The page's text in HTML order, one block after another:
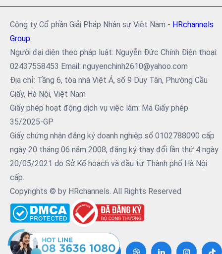
Công ty Cổ phần Giải Pháp Nhân sự Việt Nam - HRchannels
Group
Người đại diện theo pháp luật: Nguyễn Đức Chính Điện thoại:
02437558453 Email: nguyenchinh2610@yahoo.com
Địa chỉ: Tầng 6, tòa nhà Việt Á, số 9 Duy Tân, Phường Cầu
Giấy, Hà Nội, Việt Nam
Giấy phép hoạt động dịch vụ việc làm: Mã Giấy phép
35/2025-GP
Giấy chứng nhận đăng ký doanh nghiệp số 0102788090 cấp
ngày 20 tháng 06 năm 2008, đăng ký thay đổi lần thứ 4 ngày
20/05/2021 do Sở Kế hoạch và đầu tư Thành phố Hà Nội
cấp.
Copyrights © by HRchannels. All Rights Reserved